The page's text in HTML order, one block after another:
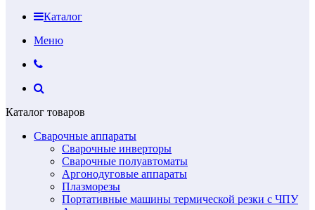
Каталог
Меню
Каталог товаров
Сварочные аппараты
Сварочные инверторы
Сварочные полуавтоматы
Аргонодуговые аппараты
Плазморезы
Портативные машины термической резки с ЧПУ